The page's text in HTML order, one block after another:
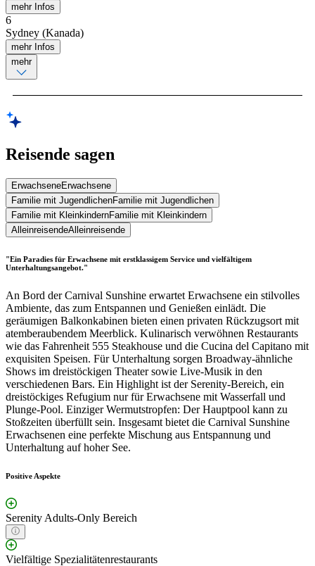
mehr Infos
6
Sydney (Kanada)
mehr Infos
mehr
Reisende sagen
ErwachseneErwachsene
Familie mit JugendlichenFamilie mit Jugendlichen
Familie mit KleinkindernFamilie mit Kleinkindern
AlleinreisendeAlleinreisende
"Ein Paradies für Erwachsene mit erstklassigem Service und vielfältigem
Unterhaltungsangebot."
An Bord der Carnival Sunshine erwartet Erwachsene ein stilvolles
Ambiente, das zum Entspannen und Genießen einlädt. Die
geräumigen Balkonkabinen bieten einen privaten Rückzugsort mit
atemberaubendem Meerblick. Kulinarisch verwöhnen Restaurants
wie das Fahrenheit 555 Steakhouse und die Cucina del Capitano mit
exquisiten Speisen. Für Unterhaltung sorgen Broadway-ähnliche
Shows im dreistöckigen Theater sowie Live-Musik in den
verschiedenen Bars. Ein Highlight ist der Serenity-Bereich, ein
dreistöckiges Refugium nur für Erwachsene mit Wasserfall und
Plunge-Pool. Einziger Wermutstropfen: Der Hauptpool kann zu
Stoßzeiten überfüllt sein. Insgesamt bietet die Carnival Sunshine
Erwachsenen eine perfekte Mischung aus Entspannung und
Unterhaltung auf hoher See.
Positive Aspekte
Serenity Adults-Only Bereich
Vielfältige Spezialitätenrestaurants